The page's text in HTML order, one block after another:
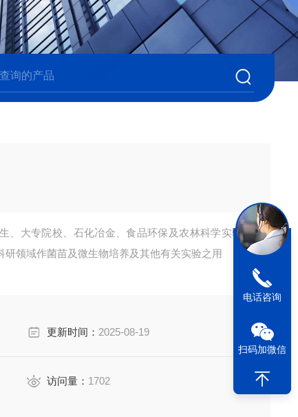
、大专院校、石化冶金、食品环保及农林科学实验
领域作菌苗及微生物培养及其他有关实验之用
更新时间： 2025-08-19
访问量： 1702
电话咨询
扫码加微信